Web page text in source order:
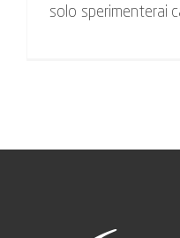
solo sperimenterai